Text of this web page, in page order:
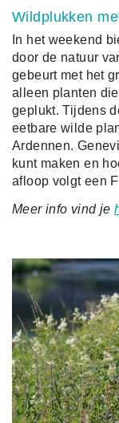
Wildplukken
In het weekend
door de natuur
gebeurt met het
alleen planten
geplukt. Tijdens
eetbare wilde
Ardennen.
kunt maken en
afloop volgt een
Meer info vind je